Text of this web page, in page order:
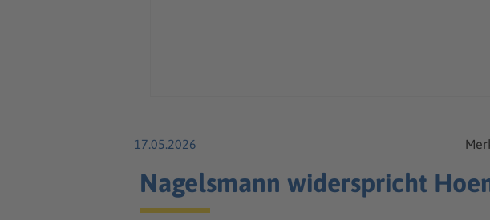
17.05.2026
Nagelsmann widerspricht